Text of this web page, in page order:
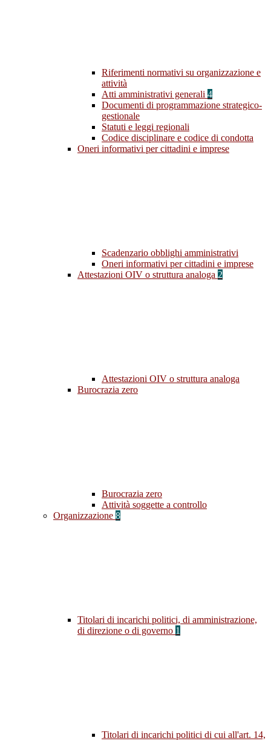
Riferimenti normativi su organizzazione e
attività
Atti amministrativi generali 4
Documenti di programmazione strategico-
gestionale
Statuti e leggi regionali
Codice disciplinare e codice di condotta
Oneri informativi per cittadini e imprese
Scadenzario obblighi amministrativi
Oneri informativi per cittadini e imprese
Attestazioni OIV o struttura analoga 2
Attestazioni OIV o struttura analoga
Burocrazia zero
Burocrazia zero
Attività soggette a controllo
Organizzazione 8
Titolari di incarichi politici, di amministrazione,
di direzione o di governo 1
Titolari di incarichi politici di cui all'art. 14,